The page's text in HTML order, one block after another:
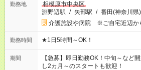
勤務地
相模原市中央区
淵野辺駅 / 矢部駅 / 番田(神奈川県
介護施設や病院 ※ご自宅近辺か
勤務時間 ★1日5時間～OK！
期間
【急募】即日勤務OK！中旬～な
し2カ月～のスタートも歓迎！